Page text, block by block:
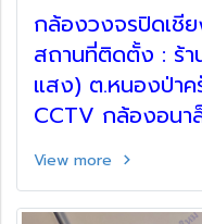
กล้องวงจรปิดเชี
สถานที่ติดตั้ง : ร้
แสง) ต.หนองป่าค
CCTV กล้องอนา
View more